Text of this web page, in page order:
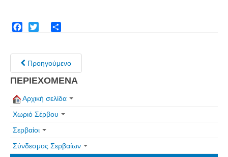
Προηγούμενο
ΠΕΡΙΕΧΟΜΕΝΑ
Αρχική σελίδα
Χωριό Σέρβου
Σερβαίοι
Σύνδεσμος Σερβαίων